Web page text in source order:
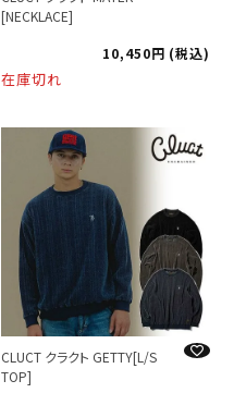
[NECKLACE]
10,450
税込
在庫切れ
CLUCT クラクト GETTY[L/S
TOP]